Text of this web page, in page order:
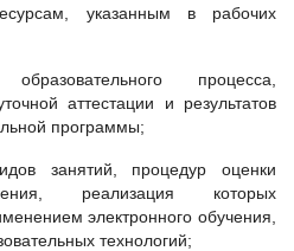
указанным в рабочих
процесса,
аттестации и результатов
программы;
занятий, процедур оценки
реализация которых
электронного обучения,
технологий;